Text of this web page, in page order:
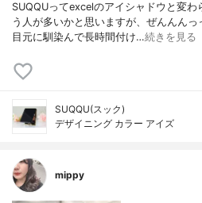
SUQQUってexcelのアイシャドウと変
う人が多いかと思いますが、ぜんんん
目元に馴染んで長時間付け…続きを見る
SUQQU(スック)
デザイニング カラー アイズ
mippy